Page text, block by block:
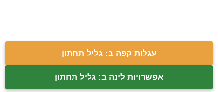
עגלות קפה ב: גליל תחתון
אפשרויות לינה ב: גליל תחתון